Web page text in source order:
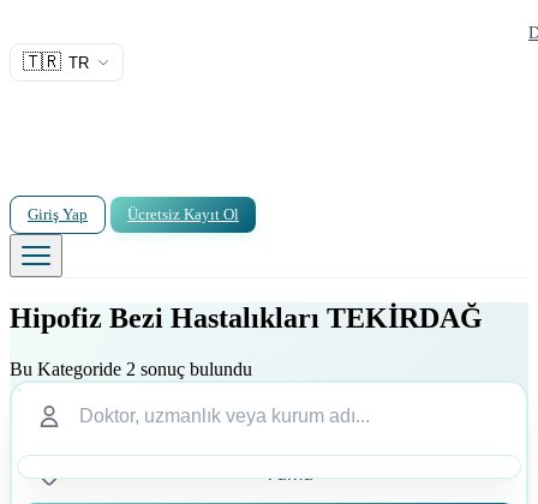
🇹🇷 TR
Giriş Yap Ücretsiz Kayıt Ol
Hipofiz Bezi Hastalıkları TEKİRDAĞ
Bu Kategoride 2 sonuç bulundu